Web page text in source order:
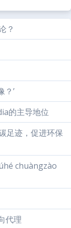
？
？’
的主导地位
足迹，促进环保
chuàngzào
代理